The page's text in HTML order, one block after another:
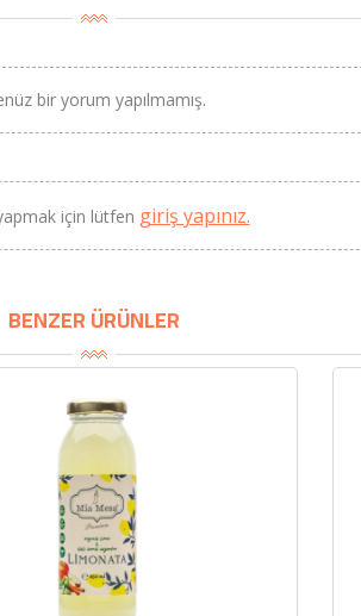
bir yorum yapılmamış.
için lütfen giriş yapınız.
BENZER ÜRÜNLER
Kaan Olgun Hasat
Naturel Sızma Zeytinyağı